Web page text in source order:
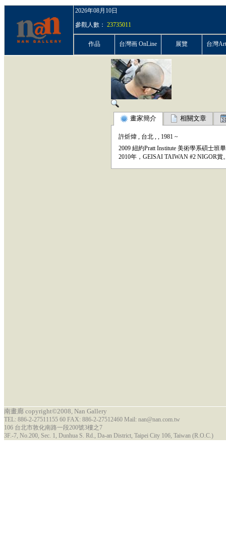
2026年08月10日
參觀人數： 23735011
作品 台灣画 OnLine 展覽 台灣
畫家簡介 相關文章
許炘煒 , 台北 , , 1981 ~
2009 紐約Pratt Institute 美術學系碩士
2010年，GEISAI TAIWAN #2 NIGOR賞
南畫廊 copyright©2008, Nan Gallery
TEL: 886-2-27511155 60 FAX: 886-2-27512460 Mail: nan@nan.com.tw
106 台北市敦化南路一段200號3樓之7
3F.-7, No.200, Sec. 1, Dunhua S. Rd., Da-an District, Taipei City 106, Taiwan (R.O.C.)